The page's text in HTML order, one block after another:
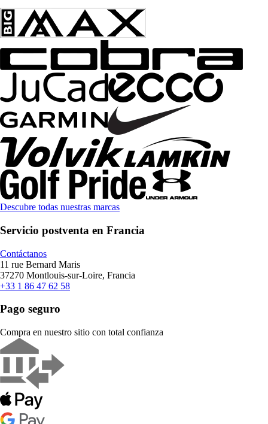
Descubre todas nuestras marcas
Servicio postventa en Francia
Contáctanos
11 rue Bernard Maris
37270 Montlouis-sur-Loire, Francia
+33 1 86 47 62 58
Pago seguro
Compra en nuestro sitio con total confianza